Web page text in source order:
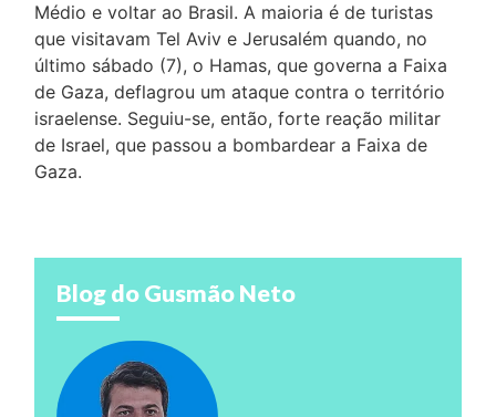
Médio e voltar ao Brasil. A maioria é de turistas
que visitavam Tel Aviv e Jerusalém quando, no
último sábado (7), o Hamas, que governa a Faixa
de Gaza, deflagrou um ataque contra o território
israelense. Seguiu-se, então, forte reação militar
de Israel, que passou a bombardear a Faixa de
Gaza.
Blog do Gusmão Neto